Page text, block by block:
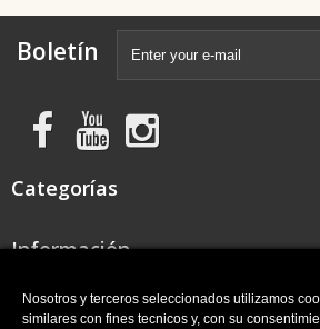
Boletín
Categorías
Información
Nosotros y terceros seleccionados utilizamos
similares con fines tecnicos y, con su